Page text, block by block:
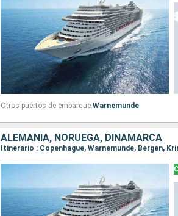
Otros puertos de embarque:Warnemunde
ALEMANIA, NORUEGA, DINAMARCA
Itinerario : Copenhague, Warnemunde, Bergen,